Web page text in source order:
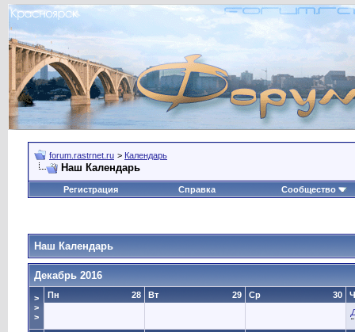
forum.rastrnet.ru > Календарь
Наш Календарь
Регистрация Справка Сообщество
Наш Календарь
Декабрь 2016
>
>
>
28
Пн 29
Вт 30
Ср